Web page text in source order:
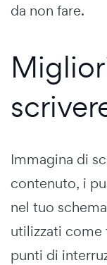
da non fare.
Immagina di
contenuto, i
nel tuo
utilizzati come
punti di